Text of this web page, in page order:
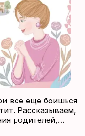
все еще боишься
Рассказываем,
родителей,